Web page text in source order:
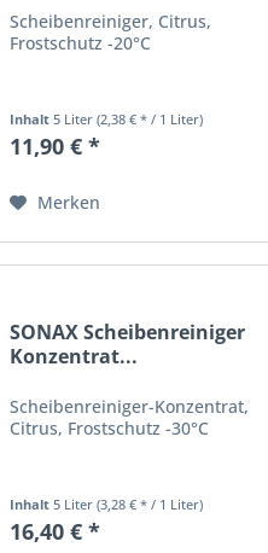
Scheibenreiniger, Citrus,
Frostschutz -20°C
Inhalt 5 Liter(2,38 € * / 1 Liter)
11,90 € *
Merken
SONAX Scheibenreiniger
Konzentrat...
Scheibenreiniger-Konzentrat,
Citrus, Frostschutz -30°C
Inhalt5 Liter(3,28 € * / 1 Liter)
16,40 € *